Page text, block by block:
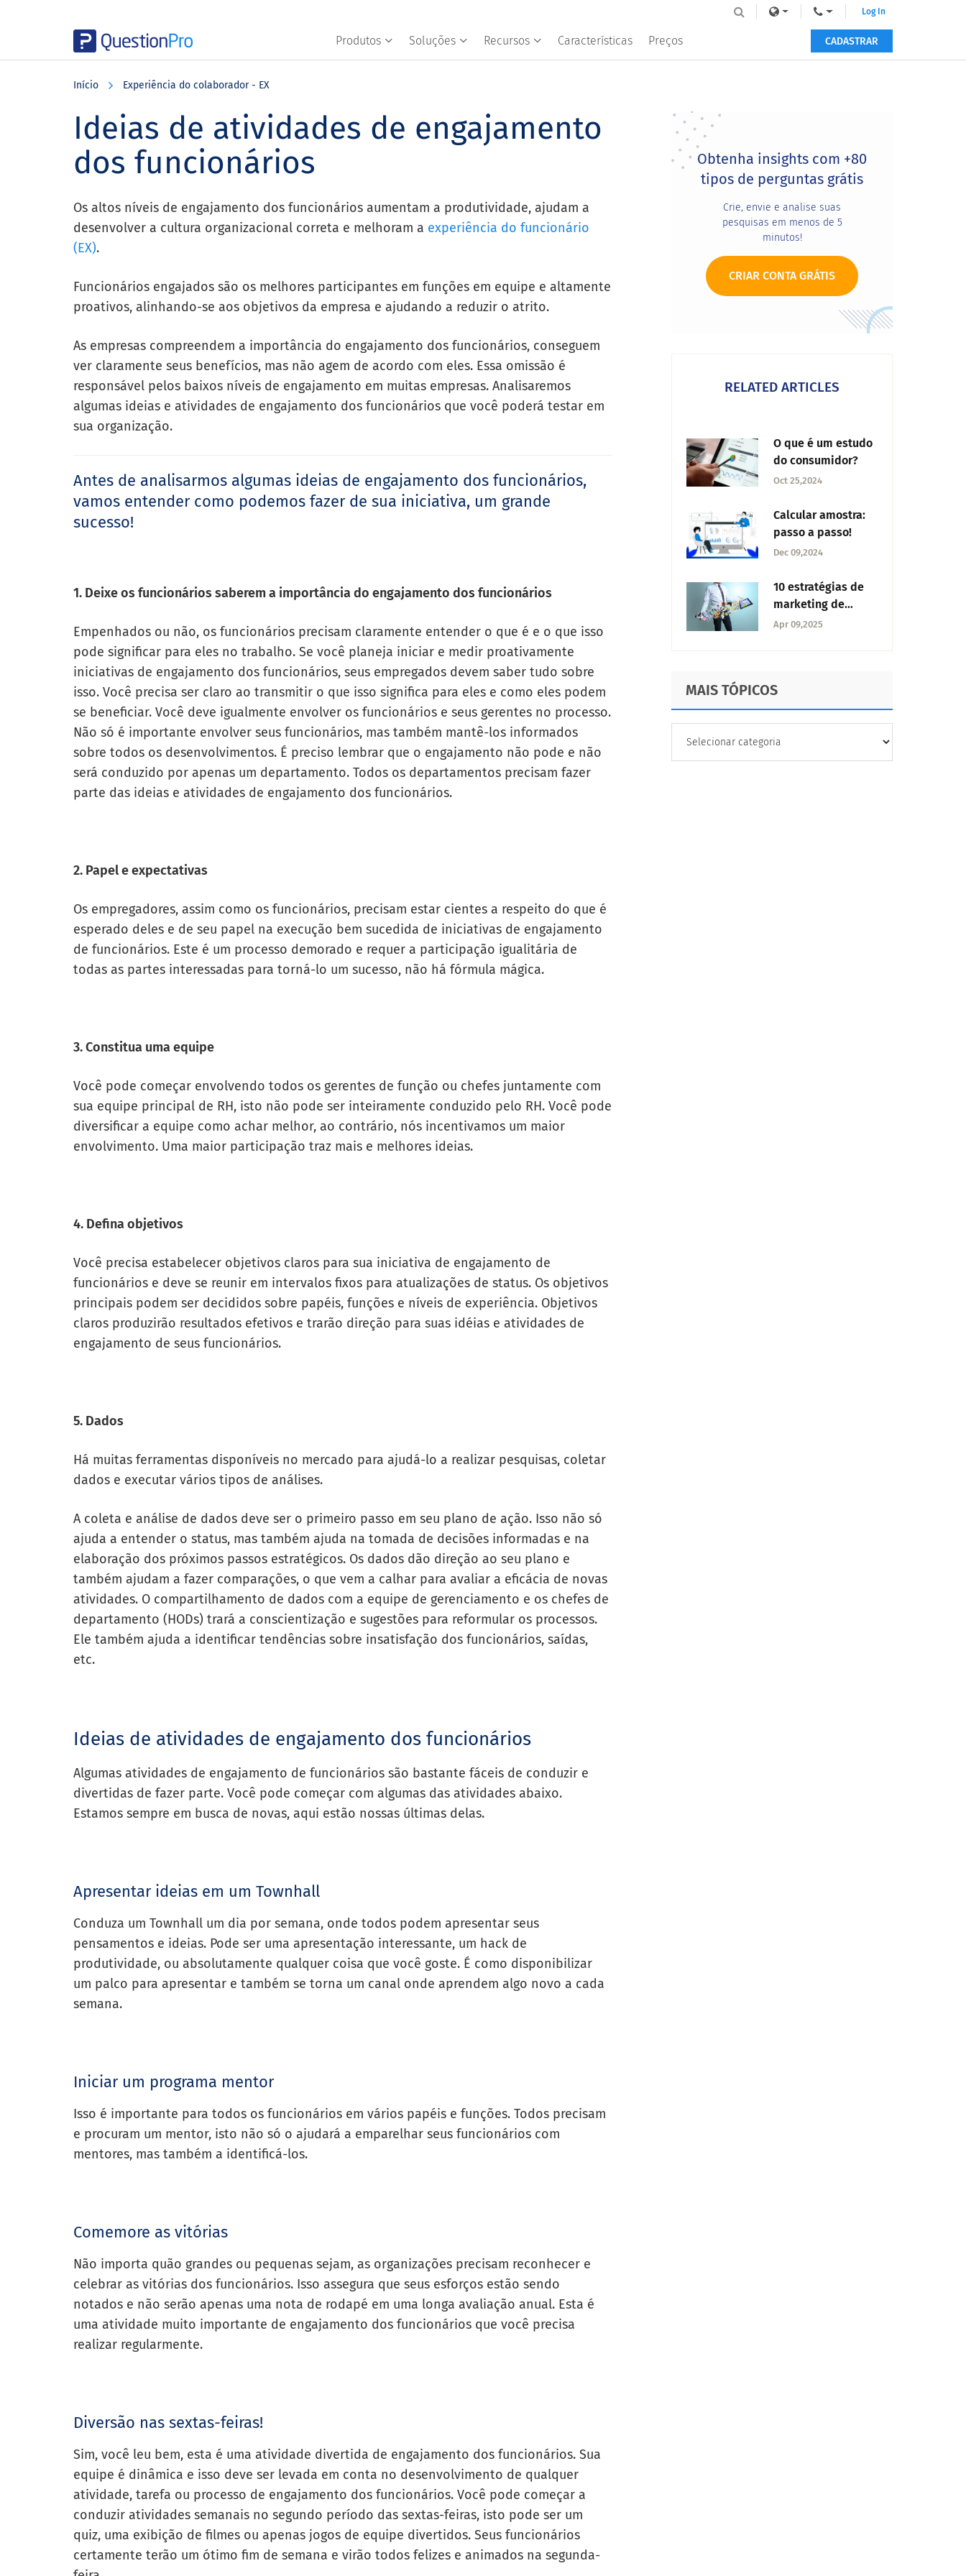
Produtos Soluções Recursos Características Preços
Log In
CADASTRAR
Início Experiência do colaborador - EX
Ideias de atividades de engajamento
dos funcionários
Os altos níveis de engajamento dos funcionários aumentam a produtividade, ajudam a
desenvolver a cultura organizacional correta e melhoram a experiência do funcionário
(EX).
Funcionários engajados são os melhores participantes em funções em equipe e altamente
proativos, alinhando-se aos objetivos da empresa e ajudando a reduzir o atrito.
As empresas compreendem a importância do engajamento dos funcionários, conseguem
ver claramente seus benefícios, mas não agem de acordo com eles. Essa omissão é
responsável pelos baixos níveis de engajamento em muitas empresas. Analisaremos
algumas ideias e atividades de engajamento dos funcionários que você poderá testar em
sua organização.
Antes de analisarmos algumas ideias de engajamento dos funcionários,
vamos entender como podemos fazer de sua iniciativa, um grande
sucesso!
1. Deixe os funcionários saberem a importância do engajamento dos funcionários
Empenhados ou não, os funcionários precisam claramente entender o que é e o que isso
pode significar para eles no trabalho. Se você planeja iniciar e medir proativamente
iniciativas de engajamento dos funcionários, seus empregados devem saber tudo sobre
isso. Você precisa ser claro ao transmitir o que isso significa para eles e como eles podem
se beneficiar. Você deve igualmente envolver os funcionários e seus gerentes no processo.
Não só é importante envolver seus funcionários, mas também mantê-los informados
sobre todos os desenvolvimentos. É preciso lembrar que o engajamento não pode e não
será conduzido por apenas um departamento. Todos os departamentos precisam fazer
parte das ideias e atividades de engajamento dos funcionários.
2. Papel e expectativas
Os empregadores, assim como os funcionários, precisam estar cientes a respeito do que é
esperado deles e de seu papel na execução bem sucedida de iniciativas de engajamento
de funcionários. Este é um processo demorado e requer a participação igualitária de
todas as partes interessadas para torná-lo um sucesso, não há fórmula mágica.
3. Constitua uma equipe
Você pode começar envolvendo todos os gerentes de função ou chefes juntamente com
sua equipe principal de RH, isto não pode ser inteiramente conduzido pelo RH. Você pode
diversificar a equipe como achar melhor, ao contrário, nós incentivamos um maior
envolvimento. Uma maior participação traz mais e melhores ideias.
4. Defina objetivos
Você precisa estabelecer objetivos claros para sua iniciativa de engajamento de
funcionários e deve se reunir em intervalos fixos para atualizações de status. Os objetivos
principais podem ser decididos sobre papéis, funções e níveis de experiência. Objetivos
claros produzirão resultados efetivos e trarão direção para suas idéias e atividades de
engajamento de seus funcionários.
5. Dados
Há muitas ferramentas disponíveis no mercado para ajudá-lo a realizar pesquisas, coletar
dados e executar vários tipos de análises.
A coleta e análise de dados deve ser o primeiro passo em seu plano de ação. Isso não só
ajuda a entender o status, mas também ajuda na tomada de decisões informadas e na
elaboração dos próximos passos estratégicos. Os dados dão direção ao seu plano e
também ajudam a fazer comparações, o que vem a calhar para avaliar a eficácia de novas
atividades. O compartilhamento de dados com a equipe de gerenciamento e os chefes de
departamento (HODs) trará a conscientização e sugestões para reformular os processos.
Ele também ajuda a identificar tendências sobre insatisfação dos funcionários, saídas,
etc.
Ideias de atividades de engajamento dos funcionários
Algumas atividades de engajamento de funcionários são bastante fáceis de conduzir e
divertidas de fazer parte. Você pode começar com algumas das atividades abaixo.
Estamos sempre em busca de novas, aqui estão nossas últimas delas.
Apresentar ideias em um Townhall
Conduza um Townhall um dia por semana, onde todos podem apresentar seus
pensamentos e ideias. Pode ser uma apresentação interessante, um hack de
produtividade, ou absolutamente qualquer coisa que você goste. É como disponibilizar
um palco para apresentar e também se torna um canal onde aprendem algo novo a cada
semana.
Iniciar um programa mentor
Isso é importante para todos os funcionários em vários papéis e funções. Todos precisam
e procuram um mentor, isto não só o ajudará a emparelhar seus funcionários com
mentores, mas também a identificá-los.
Comemore as vitórias
Não importa quão grandes ou pequenas sejam, as organizações precisam reconhecer e
celebrar as vitórias dos funcionários. Isso assegura que seus esforços estão sendo
notados e não serão apenas uma nota de rodapé em uma longa avaliação anual. Esta é
uma atividade muito importante de engajamento dos funcionários que você precisa
realizar regularmente.
Diversão nas sextas-feiras!
Sim, você leu bem, esta é uma atividade divertida de engajamento dos funcionários. Sua
equipe é dinâmica e isso deve ser levada em conta no desenvolvimento de qualquer
atividade, tarefa ou processo de engajamento dos funcionários. Você pode começar a
conduzir atividades semanais no segundo período das sextas-feiras, isto pode ser um
quiz, uma exibição de filmes ou apenas jogos de equipe divertidos. Seus funcionários
certamente terão um ótimo fim de semana e virão todos felizes e animados na segunda-
Primary
Sidebar
Obtenha insights com +80
tipos de perguntas grátis
Crie, envie e analise suas
pesquisas em menos de 5
minutos!
CRIAR CONTA GRÁTIS
RELATED ARTICLES
O que é um estudo
do consumidor?
Oct 25,2024
Calcular amostra:
passo a passo!
Dec 09,2024
10 estratégias de
marketing de
celebridades que
Apr 09,2025
MAIS TÓPICOS
TÓPICOS